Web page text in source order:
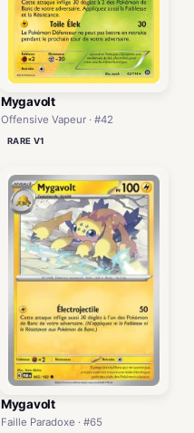
Mygavolt
Offensive Vapeur · #42
RARE V1
Mygavolt
Faille Paradoxe · #65